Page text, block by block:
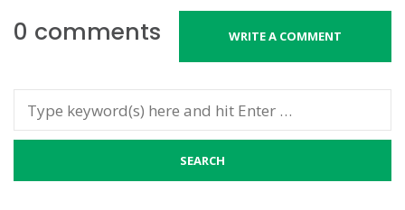
0 comments WRITE A COMMENT